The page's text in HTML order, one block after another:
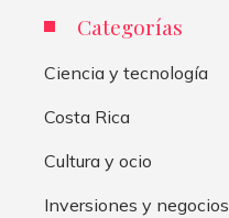
Categorías
Ciencia y tecnología
Costa Rica
Cultura y ocio
Inversiones y negocios